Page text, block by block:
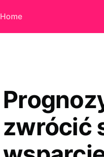
Home
zwrócić